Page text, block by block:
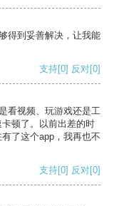
得到妥善解决，让我能
支持[0] 反对[0]
看视频、玩游戏还是工
顿了。以前出差的时
了这个app，我再也不
支持[0] 反对[0]